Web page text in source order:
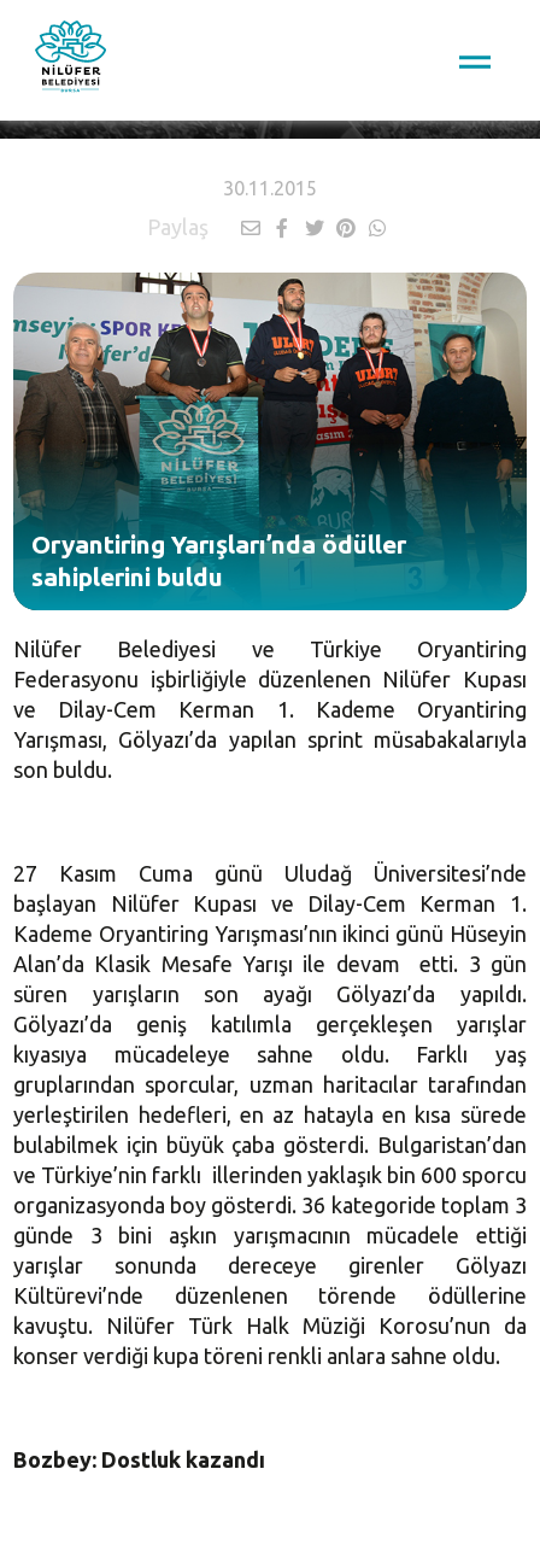
30.11.2015
Paylaş
Oryantiring Yarışları’nda ödüller
sahiplerini buldu
Nilüfer Belediyesi ve Türkiye Oryantiring
Federasyonu işbirliğiyle düzenlenen Nilüfer Kupası
ve Dilay-Cem Kerman 1. Kademe Oryantiring
Yarışması, Gölyazı’da yapılan sprint müsabakalarıyla
son buldu.
27 Kasım Cuma günü Uludağ Üniversitesi’nde
başlayan Nilüfer Kupası ve Dilay-Cem Kerman 1.
Kademe Oryantiring Yarışması’nın ikinci günü Hüseyin
Alan’da Klasik Mesafe Yarışı ile devam etti. 3 gün
süren yarışların son ayağı Gölyazı’da yapıldı.
Gölyazı’da geniş katılımla gerçekleşen yarışlar
kıyasıya mücadeleye sahne oldu. Farklı yaş
gruplarından sporcular, uzman haritacılar tarafından
yerleştirilen hedefleri, en az hatayla en kısa sürede
bulabilmek için büyük çaba gösterdi. Bulgaristan’dan
ve Türkiye’nin farklı illerinden yaklaşık bin 600 sporcu
organizasyonda boy gösterdi. 36 kategoride toplam 3
günde 3 bini aşkın yarışmacının mücadele ettiği
yarışlar sonunda dereceye girenler Gölyazı
Kültürevi’nde düzenlenen törende ödüllerine
kavuştu. Nilüfer Türk Halk Müziği Korosu’nun da
konser verdiği kupa töreni renkli anlara sahne oldu.
Bozbey: Dostluk kazandı